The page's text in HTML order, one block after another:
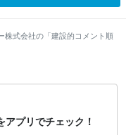
株式会社の「建設的コメント順
アプリでチェック！